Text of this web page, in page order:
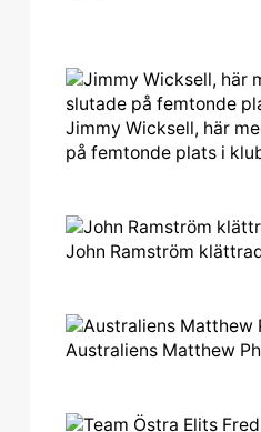
Jimmy Wicksell, här
på femtonde plats i
John Ramström
Australiens Matthew